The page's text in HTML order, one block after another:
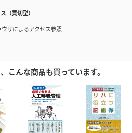
（買切型）
ザによるアクセス参照
こんな商品も買っています。